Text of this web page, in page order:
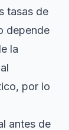
tasas de
depende
la
por lo
antes de